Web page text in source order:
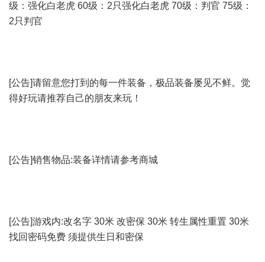
级：强化白老虎 60级：2只强化白老虎 70级：判官 75级：
2只判官
[公告]请留意您打到的每一件装备，极品装备屡见不鲜。觉
得好玩请推荐自己的朋友来玩！
[公告]销售物品:装备详情请参考商城
[公告]游戏内:改名字 30米 改密保 30米 转生属性重置 30米
找回密码免费 须提供生日和密保